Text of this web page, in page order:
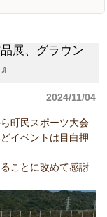
展、グラウン
2024/11/04
町民スポーツ大会
イベントは目白押
ことに改めて感謝